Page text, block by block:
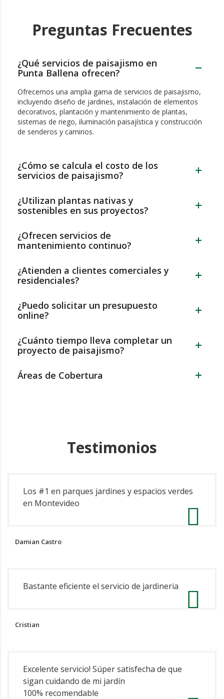
Preguntas Frecuentes
¿Qué servicios de paisajismo en
Punta Ballena ofrecen?
Ofrecemos una amplia gama de servicios de paisajismo,
incluyendo diseño de jardines, instalación de elementos
decorativos, plantación y mantenimiento de plantas,
sistemas de riego, iluminación paisajística y construcción
de senderos y caminos.
¿Cómo se calcula el costo de los
servicios de paisajismo?
¿Utilizan plantas nativas y
sostenibles en sus proyectos?
¿Ofrecen servicios de
mantenimiento continuo?
¿Atienden a clientes comerciales y
residenciales?
¿Puedo solicitar un presupuesto
online?
¿Cuánto tiempo lleva completar un
proyecto de paisajismo?
Áreas de Cobertura
Testimonios
Los #1 en parques jardines y espacios verdes
en Montevideo
Damian Castro
Bastante eficiente el servicio de jardineria
Cristian
Excelente servicio! Súper satisfecha de que
sigan cuidando de mi jardín
100% recomendable